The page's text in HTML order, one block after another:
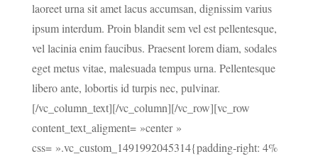
laoreet urna sit amet lacus accumsan, dignissim varius
ipsum interdum. Proin blandit sem vel est pellentesque,
vel lacinia enim faucibus. Praesent lorem diam, sodales
eget metus vitae, malesuada tempus urna. Pellentesque
libero ante, lobortis id turpis nec, pulvinar.
[/vc_column_text][/vc_column][/vc_row][vc_row
content_text_aligment= »center »
css= ».vc_custom_1491992045314{padding-right: 4%